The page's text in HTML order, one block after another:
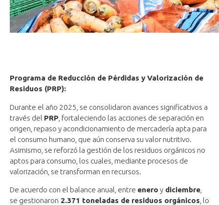
Programa de Reducción de Pérdidas y Valorización de
Residuos (PRP):
Durante el año 2025, se consolidaron avances significativos a
través del PRP , fortaleciendo las acciones de separación en
origen, repaso y acondicionamiento de mercadería apta para
el consumo humano, que aún conserva su valor nutritivo.
Asimismo, se reforzó la gestión de los residuos orgánicos no
aptos para consumo, los cuales, mediante procesos de
valorización, se transforman en recursos.
De acuerdo con el balance anual, entre enero y diciembre
se gestionaron 2.371 toneladas de residuos orgánicos , lo